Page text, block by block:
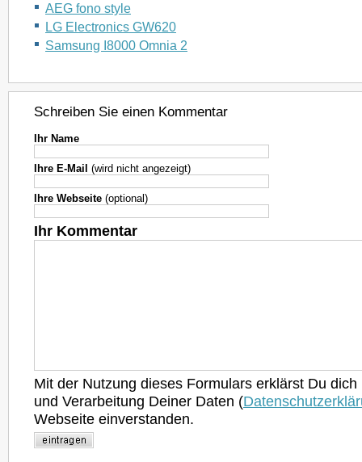
AEG fono style
LG Electronics GW620
Samsung I8000 Omnia 2
Schreiben Sie einen Kommentar
Ihr Name
Ihre E-Mail (wird nicht angezeigt)
Ihre Webseite (optional)
Ihr Kommentar
Mit der Nutzung dieses Formulars erklärst Du
und Verarbeitung Deiner Daten (
Webseite einverstanden.